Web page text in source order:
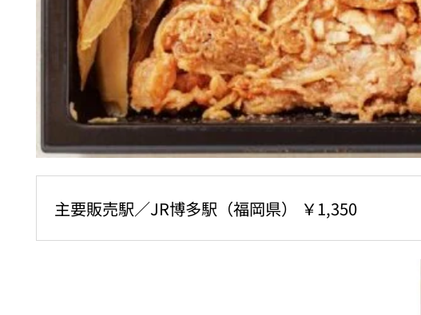
主要販売駅／JR博多駅（福岡県） ￥1,350